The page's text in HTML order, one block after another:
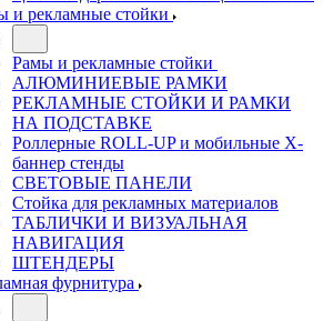
и рекламные стойки
Рамы и рекламные стойки
АЛЮМИНИЕВЫЕ РАМКИ
РЕКЛАМНЫЕ СТОЙКИ И РАМКИ
НА ПОДСТАВКЕ
Роллерные ROLL-UP и мобильные X-
баннер стенды
СВЕТОВЫЕ ПАНЕЛИ
Стойка для рекламных материалов
ТАБЛИЧКИ И ВИЗУАЛЬНАЯ
НАВИГАЦИЯ
ШТЕНДЕРЫ
фурнитура